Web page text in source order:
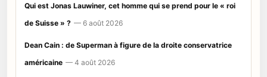
Qui est Jonas Lauwiner, cet homme qui se prend pour le « roi
de Suisse » ? — 6 août 2026
Dean Cain : de Superman à figure de la droite conservatrice
américaine — 4 août 2026